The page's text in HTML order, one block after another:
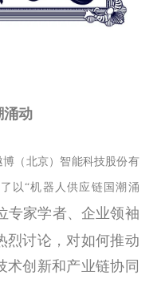
涌动
博（北京）智能科技股份有
以“机器人供应链国潮涌
专家学者、企业领袖
烈讨论，对如何推动
术创新和产业链协同